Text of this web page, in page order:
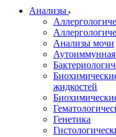
Анализы
Анализы мочи
Аутоиммунная
жидкостей
Генетика